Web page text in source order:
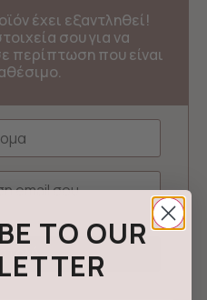
έχει εξαντληθεί!
σου για να
περίπτωση που είναι
TO OUR